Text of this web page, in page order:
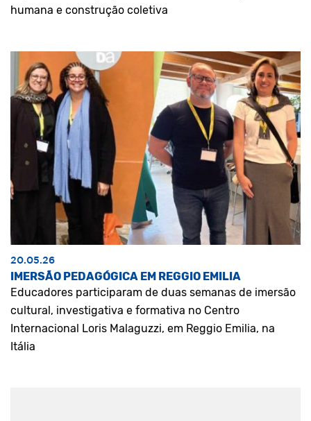
humana e construção coletiva
20.05.26
IMERSÃO PEDAGÓGICA EM REGGIO EMILIA
Educadores participaram de duas semanas de imersão
cultural, investigativa e formativa no Centro
Internacional Loris Malaguzzi, em Reggio Emilia, na
Itália